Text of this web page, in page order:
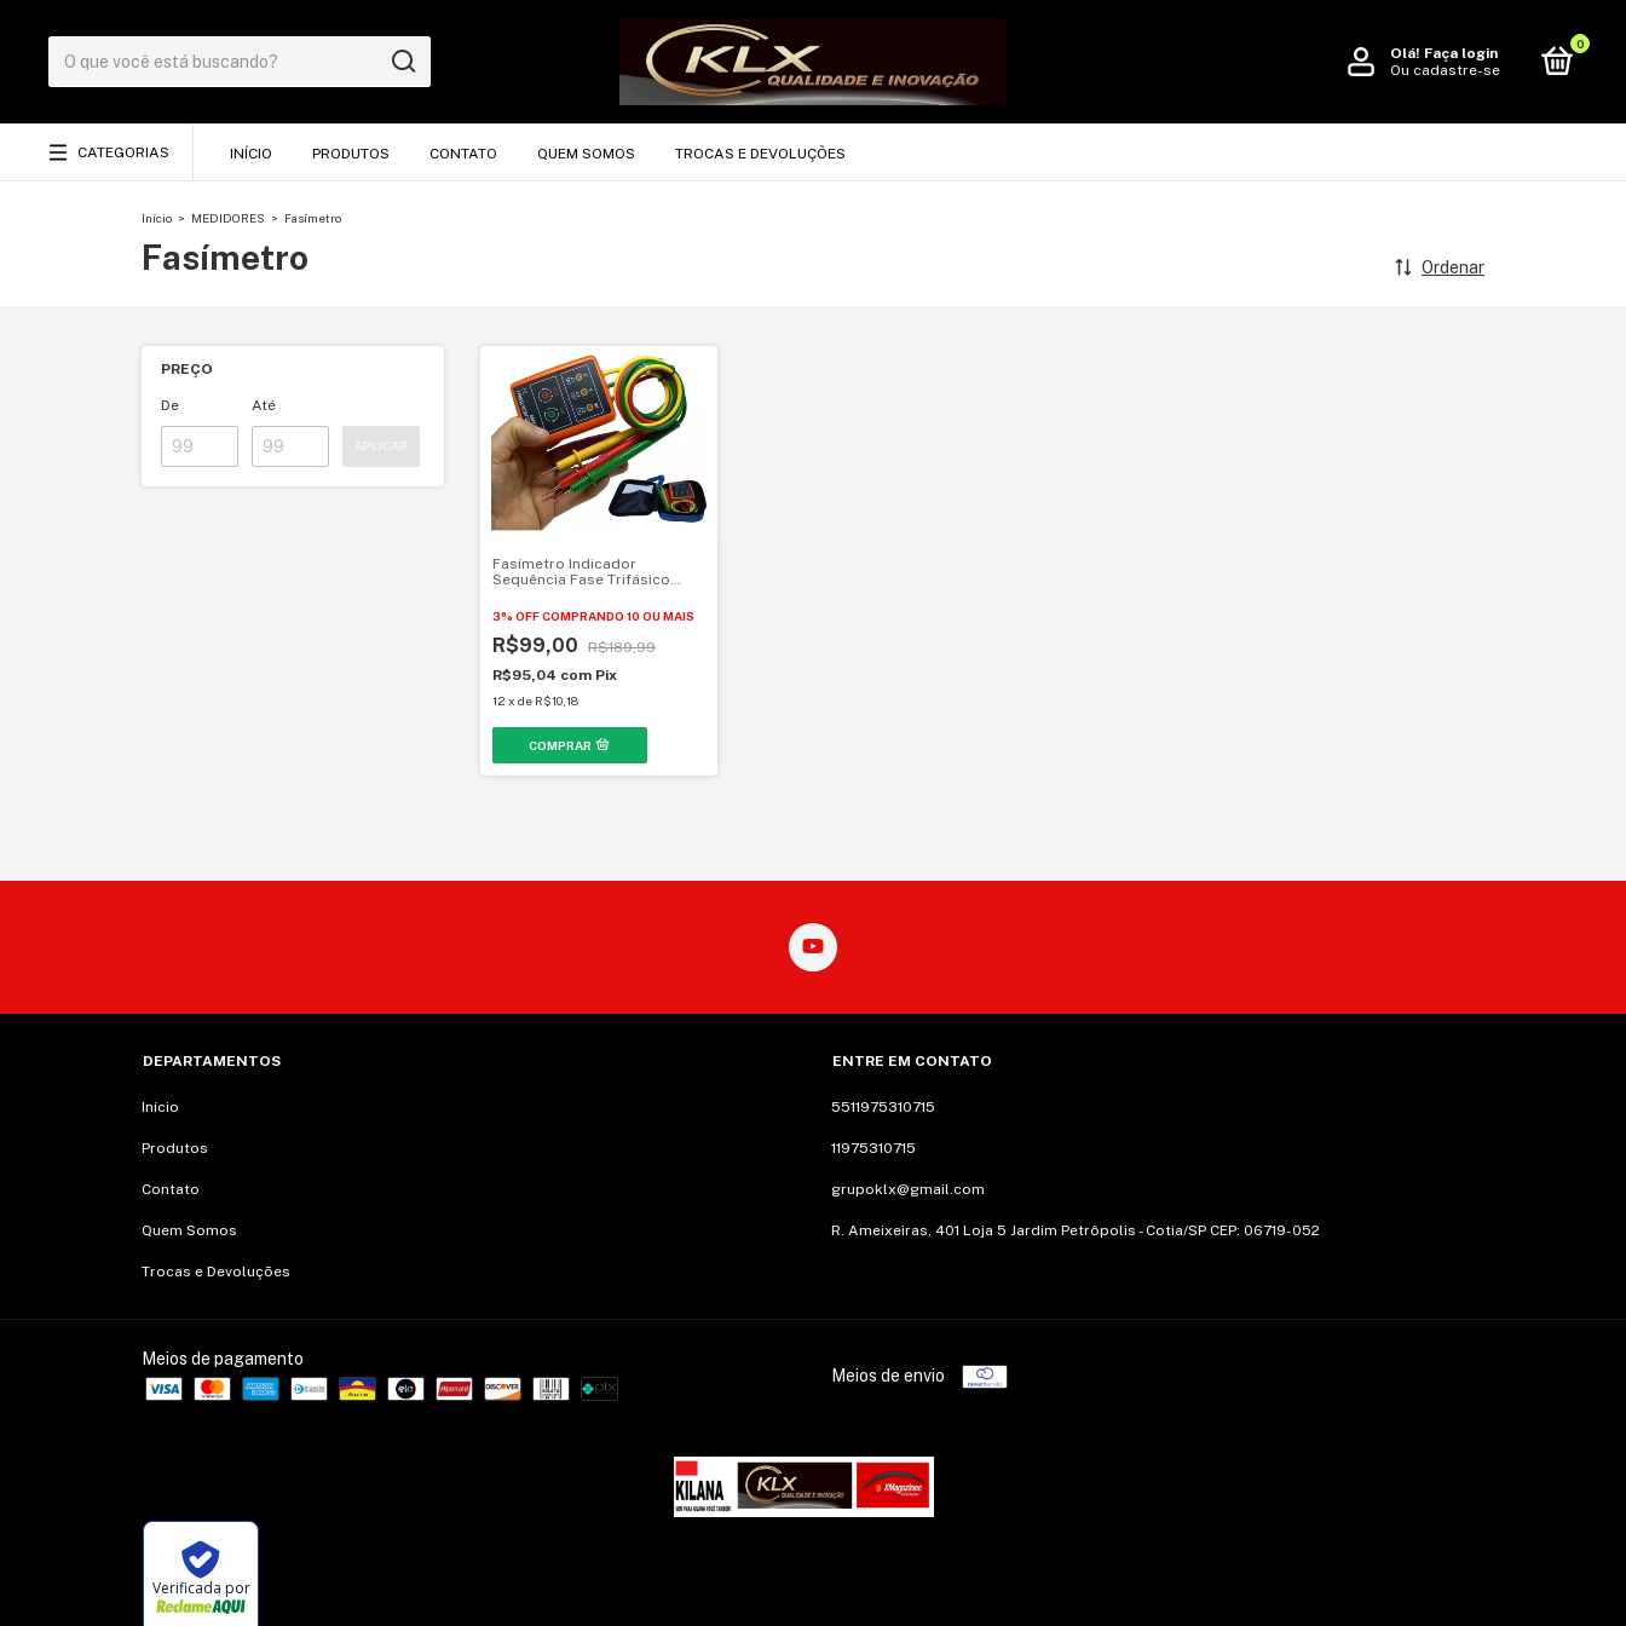
Olá! Faça login
Ou cadastre-se
0
CATEGORIAS INÍCIO PRODUTOS CONTATO QUEM SOMOS TROCAS E DEVOLUÇÕES
Início > MEDIDORES > Fasímetro
Fasímetro Ordenar
PREÇO
De Até
Fasímetro Indicador
Sequência Fase Trifásico
3% OFFCOMPRANDO 10 OU MAIS
R$99,00
R$189,99
R$95,04 com Pix
12 x de R$10,18
DEPARTAMENTOS
Início
Produtos
Contato
Quem Somos
Trocas e Devoluções
ENTRE EM CONTATO
5511975310715
11975310715
grupoklx@gmail.com
R. Ameixeiras, 401 Loja 5 Jardim Petrôpolis - Cotia/SP CEP: 06719-052
Meios de pagamento
Meios de envio
Verificada por